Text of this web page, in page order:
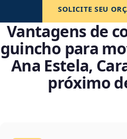
SOLICITE SEU
Vantagens de
guincho para
Ana Estela,
próximo